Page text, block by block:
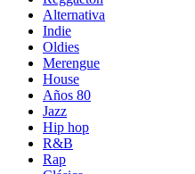
Alternativa
Indie
Oldies
Merengue
House
Años 80
Jazz
Hip hop
R&B
Rap